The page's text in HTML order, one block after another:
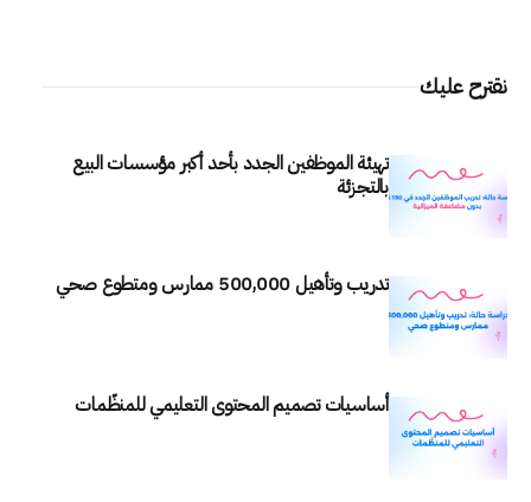
نقترح عليك
تهيئة الموظفين الجدد بأحد أكبر مؤسسات البيع
بالتجزئة
تدريب وتأهيل 500,000 ممارس ومتطوع صحي
أساسيات تصميم المحتوى التعليمي للمنظّمات